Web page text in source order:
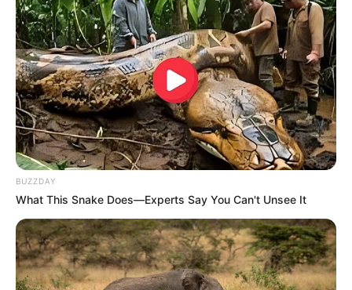
caseiro
Depois de aprendercomo fazer amaciante, é
preciso também conhecer algumas orientações
para que o produto dure mais e tenha sua
eficácia garantida.
BUZZDAY
What This Snake Does—Experts Say You Can't Unsee It